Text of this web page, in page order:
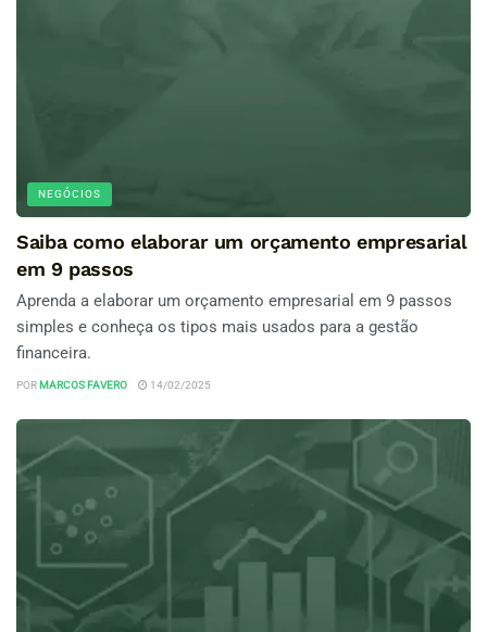
NEGÓCIOS
Saiba como elaborar um orçamento empresarial
em 9 passos
Aprenda a elaborar um orçamento empresarial em 9 passos
simples e conheça os tipos mais usados para a gestão
financeira.
POR MARCOS FAVERO 14/02/2025